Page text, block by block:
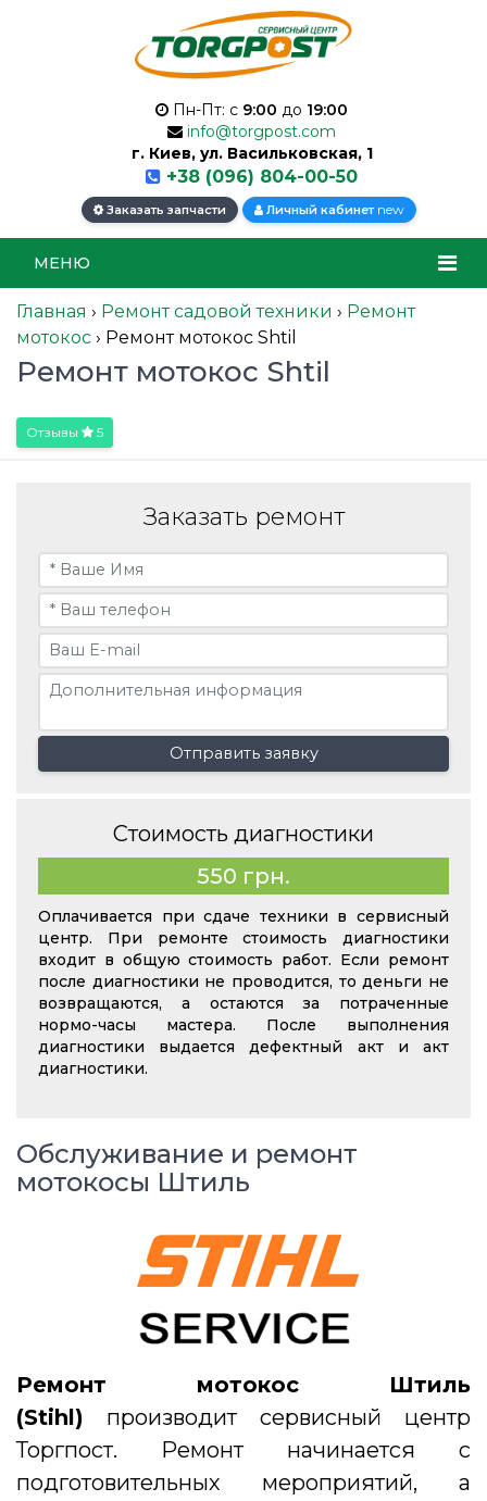
Пн-Пт: с 9:00 до 19:00
info@torgpost.com
г. Киев, ул. Васильковская, 1
+38 (096) 804-00-50
Заказать запчасти Личный кабинет new
МЕНЮ
Главная › Ремонт садовой техники › Ремонт
мотокос › Ремонт мотокос Shtil
Ремонт мотокос Shtil
Отзывы 5
Обслуживание и ремонт
мотокосы Штиль
Ремонт мотокос Штиль
(Stihl) производит сервисный центр
Торгпост. Ремонт начинается с
подготовительных мероприятий, а
Заказать ремонт
Отправить заявку
Стоимость диагностики
550 грн.
Оплачивается при сдаче техники в сервисный
центр. При ремонте стоимость диагностики
входит в общую стоимость работ. Если ремонт
после диагностики не проводится, то деньги не
возвращаются, а остаются за потраченные
нормо-часы мастера. После выполнения
диагностики выдается дефектный акт и акт
диагностики.